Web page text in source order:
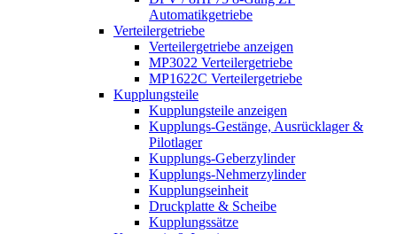
Automatikgetriebe
Verteilergetriebe
Verteilergetriebe anzeigen
MP3022 Verteilergetriebe
MP1622C Verteilergetriebe
Kupplungsteile
Kupplungsteile anzeigen
Kupplungs-Gestänge, Ausrücklager &
Pilotlager
Kupplungs-Geberzylinder
Kupplungs-Nehmerzylinder
Kupplungseinheit
Druckplatte & Scheibe
Kupplungssätze